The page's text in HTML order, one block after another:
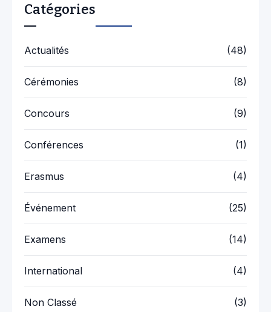
Catégories
Actualités (48)
Cérémonies (8)
Concours (9)
Conférences (1)
Erasmus (4)
Événement (25)
Examens (14)
International (4)
Non Classé (3)